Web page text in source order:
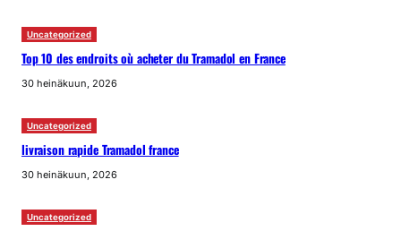
Uncategorized
Top 10 des endroits où acheter du Tramadol en France
30 heinäkuun, 2026
Uncategorized
livraison rapide Tramadol france
30 heinäkuun, 2026
Uncategorized